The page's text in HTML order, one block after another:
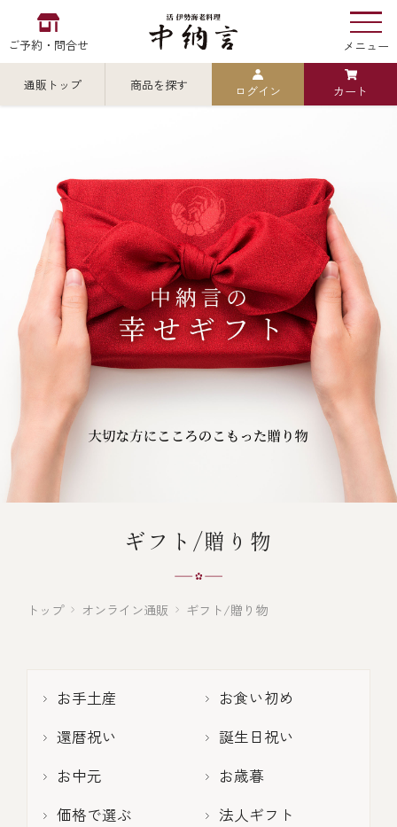
ご予約・問合せ メニュー
中納言の伊勢海老
用途・シーン
ご結婚式 1.5次会・
レストラン
オンライン通販
(ごちそう重/誕生日重/還暦重/お食い初め重)
(生おせち/おせち冷凍)
弁当宅配・仕出し
製薬会社・MR 採用情報
通販トップ 商品を探す
カテゴリから探す 全ての商品を見る
伊勢海老
全ての商品を見る
お造り（お刺身）
焼物
ボイル伊勢海老
ごちそう重
全ての商品を見る
ごちそう重
誕生日重
おせち
全ての商品を見る
おせち冷凍
スープ・スープカレー
レストラン商品
ログイン カート
ギフト/贈り物
トップ オンライン通販 ギフト/贈り物
お手土産
お食い初め
還暦祝い
誕生日祝い
お中元
お歳暮
価格で選ぶ
法人ギフト